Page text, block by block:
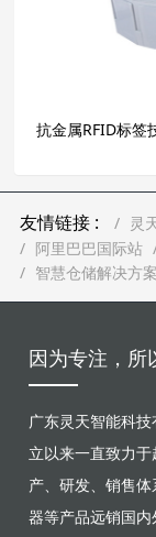
抗金属RFID标签
友情链接 : 灵
阿里巴巴国际站
智慧仓储解决方案
因为专注，所
广东灵天智能科
立以来一直致力
产、研发、销售
器等产品远销国